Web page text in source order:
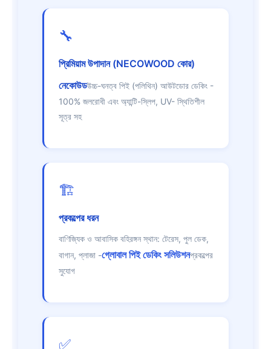
🔧
প্রিমিয়াম উপাদান (NECOWOOD কোর)
নেকোউডউচ্চ-ঘনত্ব পিই (পলিথিন) আউটডোর ডেকিং -
100% জলরোধী এবং অ্যান্টি-স্লিপ, UV- স্থিতিশীল
সূত্র সহ
🏗️
প্রকল্পের ধরন
বাণিজ্যিক ও আবাসিক বহিরঙ্গন স্থান: টেরেস, পুল ডেক,
বাগান, প্লাজা -গ্লোবাল পিই ডেকিং সলিউশনপ্রকল্পের
সুযোগ
✅